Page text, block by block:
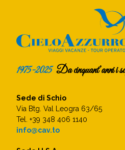
1975-2025Da cinquant’anni i
Sede di Schio
Via Btg. Val Leogra 63/65
Tel. +39 348 406 1140
info@cav.to